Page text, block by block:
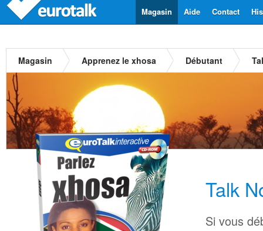
Contact
Aide
Magasin
Magasin Apprenez le xhosa Débutant
Talk
Si vous